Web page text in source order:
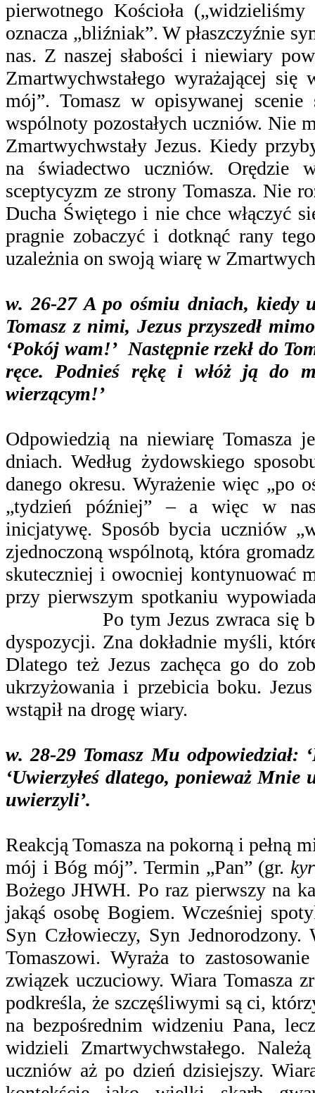
pierwotnego Kościoła
oznacza „bliźniak”. W płaszczyźnie
nas. Z naszej słabości i niewiary
Zmartwychwstałego wyrażającej
mój”. Tomasz w opisywanej
wspólnoty pozostałych uczniów.
Zmartwychwstały Jezus. Kiedy
na świadectwo uczniów. Orędzie
sceptycyzm ze strony Tomasza. Nie
Ducha Świętego i nie chce włączyć
pragnie zobaczyć i dotknąć rany
uzależnia on swoją wiarę w
w. 26-27 A po ośmiu dniach, kiedy
Tomasz z nimi, Jezus przyszedł
‘Pokój wam!’ Następnie rzekł do
ręce. Podnieś rękę i włóż ją do
wierzącym!’
Odpowiedzią na niewiarę Tomasza
dniach. Według żydowskiego
danego okresu. Wyrażenie więc „po
„tydzień później” – a więc w
inicjatywę. Sposób bycia uczniów
zjednoczoną wspólnotą, która
skuteczniej i owocniej kontynuować
przy pierwszym spotkaniu
Po tym Jezus zwraca się
dyspozycji. Zna dokładnie myśli,
Dlatego też Jezus zachęca go do
ukrzyżowania i przebicia boku.
wstąpił na drogę wiary.
w. 28-29 Tomasz Mu
‘Uwierzyłeś dlatego, ponieważ
uwierzyli’.
Reakcją Tomasza na pokorną i pełną
mój i Bóg mój”. Termin „Pan” (gr.
Bożego JHWH. Po raz pierwszy na
jakąś osobę Bogiem. Wcześniej
Syn Człowieczy, Syn
Tomaszowi. Wyraża to
związek uczuciowy. Wiara Tomasza
podkreśla, że szczęśliwymi są ci,
na bezpośrednim widzeniu Pana,
widzieli Zmartwychwstałego.
uczniów aż po dzień dzisiejszy.